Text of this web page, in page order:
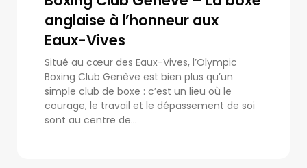
anglaise à l’honneur aux
Eaux-Vives
Situé au cœur des Eaux-Vives, l’Olympic
Boxing Club Genève est bien plus qu’un
simple club de boxe : c’est un lieu où le
courage, le travail et le dépassement de soi
sont au centre de...